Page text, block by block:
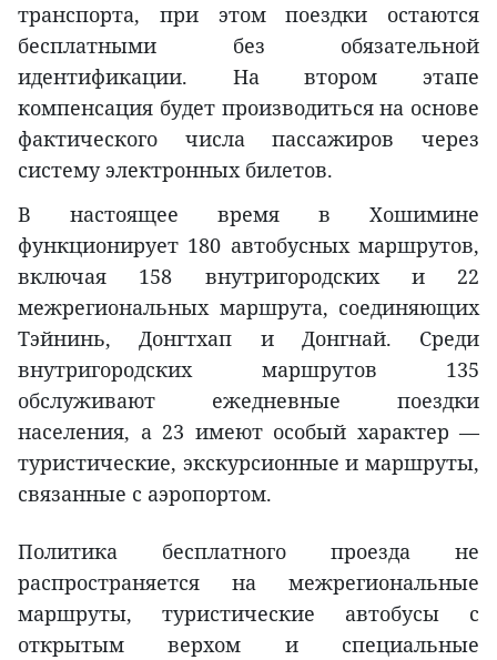
транспорта, при этом поездки остаются
бесплатными без обязательной
идентификации. На втором этапе
компенсация будет производиться на основе
фактического числа пассажиров через
систему электронных билетов.
В настоящее время в Хошимине
функционирует 180 автобусных маршрутов,
включая 158 внутригородских и 22
межрегиональных маршрута, соединяющих
Тэйнинь, Донгтхап и Донгнай. Среди
внутригородских маршрутов 135
обслуживают ежедневные поездки
населения, а 23 имеют особый характер —
туристические, экскурсионные и маршруты,
связанные с аэропортом.
Политика бесплатного проезда не
распространяется на межрегиональные
маршруты, туристические автобусы с
открытым верхом и специальные